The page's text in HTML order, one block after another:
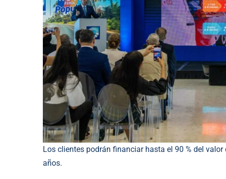
Los clientes podrán financiar hasta el 90 % del
años.